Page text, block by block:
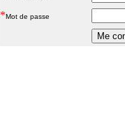
*Mot de passe